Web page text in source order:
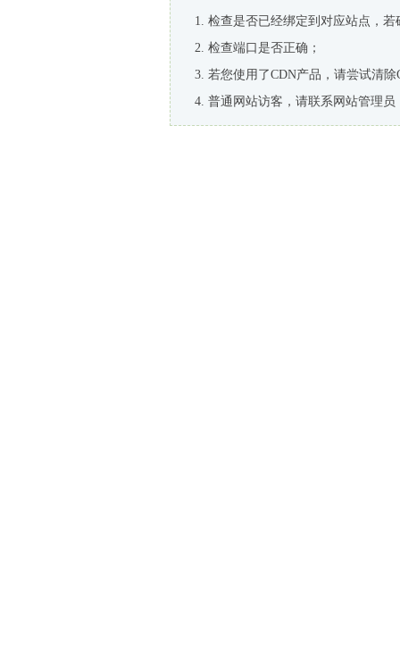
检查是否已经绑定到对应站点，
检查端口是否正确；
若您使用了CDN产品，请尝试清除
普通网站访客，请联系网站管理员